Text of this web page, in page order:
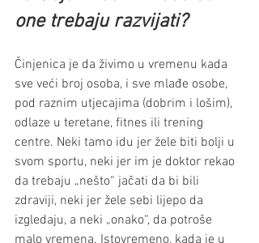
one trebaju razvijati?
Činjenica je da živimo u vremenu kada
sve veći broj osoba, i sve mlađe osobe,
pod raznim utjecajima (dobrim i lošim),
odlaze u teretane, fitnes ili trening
centre. Neki tamo idu jer žele biti bolji u
svom sportu, neki jer im je doktor rekao
da trebaju „nešto“ jačati da bi bili
zdraviji, neki jer žele sebi lijepo da
izgledaju, a neki „onako“, da potroše
malo vremena. Istovremeno, kada je u